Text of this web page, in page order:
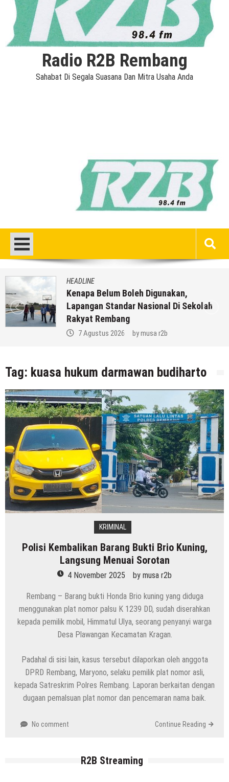
Radio R2B Rembang
Sahabat Di Segala Suasana Dan Mitra Usaha Anda
HEADLINE
Kenapa Belum Boleh Digunakan,
Lapangan Standar Nasional Di Sekolah
Rakyat Rembang
7 Agustus 2026 bymusa r2b
Tag: kuasa hukum darmawan budiharto
KRIMINAL
Polisi Kembalikan Barang Bukti Brio Kuning,
Langsung Menuai Sorotan
4 November 2025 by musa r2b
Rembang – Barang bukti Honda Brio kuning yang diduga
menggunakan plat nomor palsu K 1239 DD, sudah diserahkan
kepada pemilik mobil, Himmatul Ulya, seorang penyanyi warga
Desa Plawangan Kecamatan Kragan.
Padahal di sisi lain, kasus tersebut dilaporkan oleh anggota
DPRD Rembang, Maryono, selaku pemilik plat nomor asli,
kepada Satreskrim Polres Rembang. Laporan berkaitan dengan
dugaan pemalsuan plat nomor dan pencemaran nama baik.
No comment Continue Reading
R2B Streaming